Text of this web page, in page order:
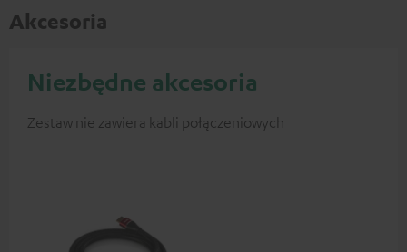
Akcesoria
Niezbędne akcesoria
Zestaw nie zawiera kabli połączeniowych